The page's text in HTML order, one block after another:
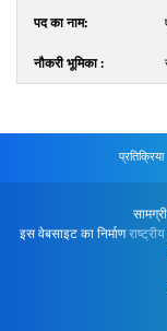
प्रतिक्रिया
इस वेबसाइट का निर्माण